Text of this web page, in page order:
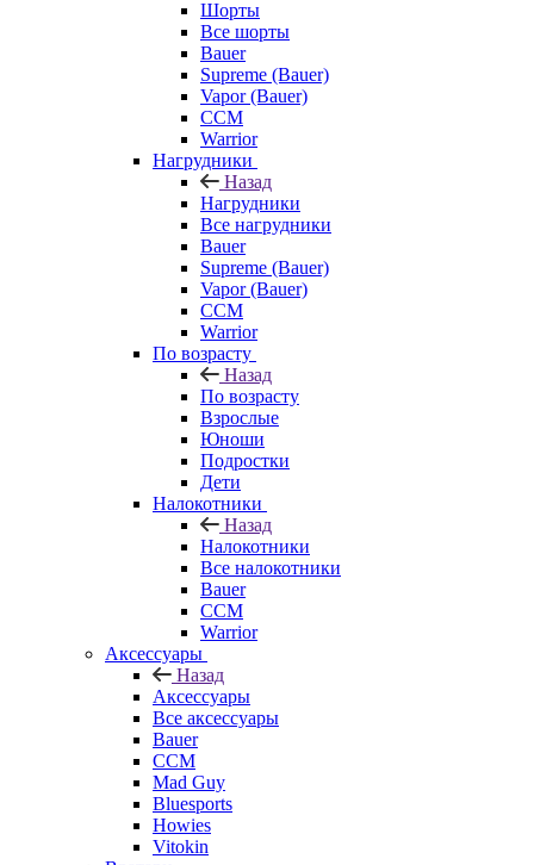
Шорты
Все шорты
Bauer
Supreme (Bauer)
Vapor (Bauer)
CCM
Warrior
Нагрудники
Назад
Нагрудники
Все нагрудники
Bauer
Supreme (Bauer)
Vapor (Bauer)
CCM
Warrior
По возрасту
Назад
По возрасту
Взрослые
Юноши
Подростки
Дети
Налокотники
Назад
Налокотники
Все налокотники
Bauer
CCM
Warrior
Аксессуары
Назад
Аксессуары
Все аксессуары
Bauer
CCM
Mad Guy
Bluesports
Howies
Vitokin